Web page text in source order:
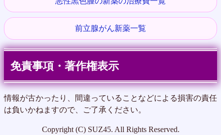
前立腺がん新薬一覧
免責事項・著作権表示
情報が古かったり、間違っていることなどによる損害の責任
は負いかねますので、ご了承ください。
Copyright (C) SUZ45. All Rights Reserved.